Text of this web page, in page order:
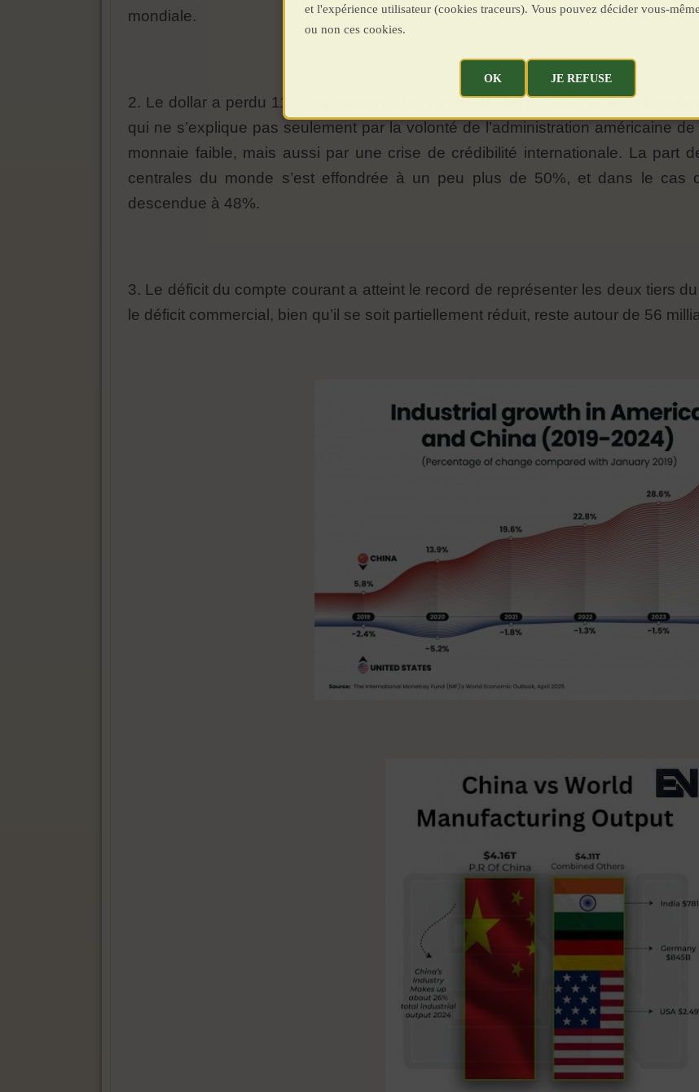
mondiale.
2. Le dollar a perdu 11% par rapport à un panier de devises mondiales et
qui ne s’explique pas seulement par la volonté de l’administration américaine
monnaie faible, mais aussi par une crise de crédibilité internationale. La part
centrales du monde s’est effondrée à un peu plus de 50%, et dans le cas
descendue à 48%.
3. Le déficit du compte courant a atteint le record de représenter les deux tiers
le déficit commercial, bien qu’il se soit partiellement réduit, reste autour de 56
et l'expérience utilisateur (cookies traceurs). Vous pouvez décider vous-
ou non ces cookies.
OK JE REFUSE